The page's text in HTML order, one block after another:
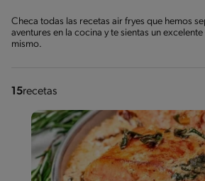
Checa todas las recetas air fryes que hemos
aventures en la cocina y te sientas un
mismo.
15recetas